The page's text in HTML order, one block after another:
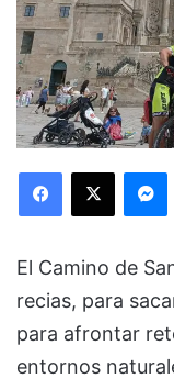
Facebook
X
El Camino de
recias, para
para afrontar
entornos